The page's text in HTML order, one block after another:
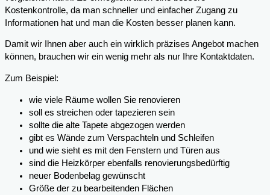
Kostenkontrolle, da man schneller und einfacher Zugang zu
Informationen hat und man die Kosten besser planen kann.
Damit wir Ihnen aber auch ein wirklich präzises Angebot machen
können, brauchen wir ein wenig mehr als nur Ihre Kontaktdaten.
Zum Beispiel:
wie viele Räume wollen Sie renovieren
soll es streichen oder tapezieren sein
sollte die alte Tapete abgezogen werden
gibt es Wände zum Verspachteln und Schleifen
und wie sieht es mit den Fenstern und Türen aus
sind die Heizkörper ebenfalls renovierungsbedürftig
neuer Bodenbelag gewünscht
Größe der zu bearbeitenden Flächen